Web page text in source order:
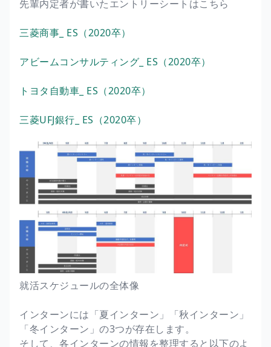
先輩内定者が書いたエントリーシートはこちら
三菱商事_ ES（2020卒）
アビームコンサルティング_ ES（2020卒）
トヨタ自動車_ ES（2020卒）
三菱UFJ銀行_ ES（2020卒）
就活スケジュールの全体像
インターンには「夏インターン」「秋インターン」
「冬インターン」の3つが存在します。
そして、各インターンの情報を整理すると以下のよ